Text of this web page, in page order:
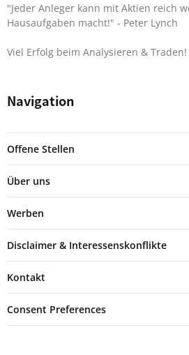
"Jeder Anleger kann mit Aktien reich
Hausaufgaben macht!" - Peter Lynch
Viel Erfolg beim Analysieren & Traden!
Navigation
Offene Stellen
Über uns
Werben
Disclaimer & Interessenskonflikte
Kontakt
Consent Preferences